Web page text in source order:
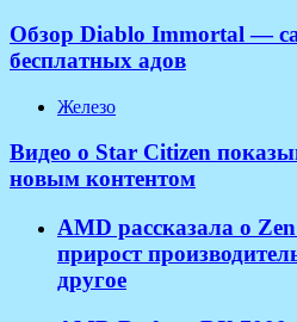
Обзор Diablo Immortal —
бесплатных адов
Железо
Видео о Star Citizen
новым контентом
AMD рассказала о
прирост
другое